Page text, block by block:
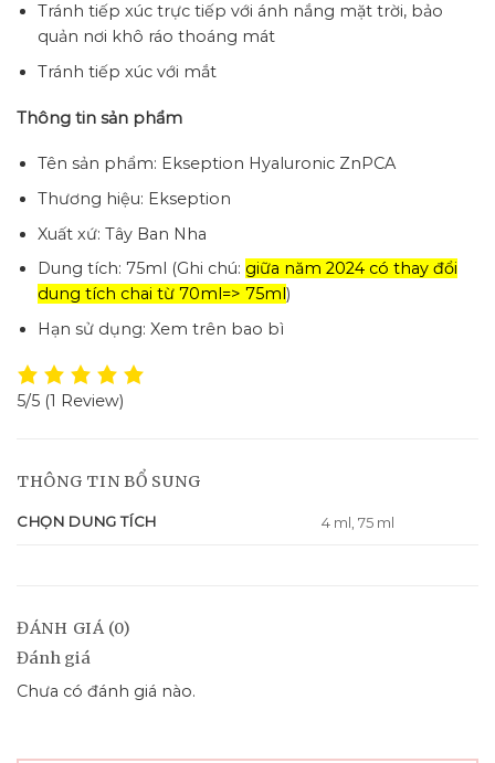
Tránh tiếp xúc trực tiếp với ánh nắng mặt trời, bảo
quản nơi khô ráo thoáng mát
Tránh tiếp xúc với mắt
Thông tin sản phẩm
Tên sản phẩm: Ekseption Hyaluronic ZnPCA
Thương hiệu: Ekseption
Xuất xứ: Tây Ban Nha
Dung tích: 75ml (Ghi chú: giữa năm 2024 có thay đổi
dung tích chai từ 70ml=> 75ml)
Hạn sử dụng: Xem trên bao bì
5/5 (1 Review)
THÔNG TIN BỔ SUNG
CHỌN DUNG TÍCH 4 ml, 75 ml
ĐÁNH GIÁ (0)
Đánh giá
Chưa có đánh giá nào.